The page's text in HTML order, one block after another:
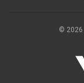
© 2026